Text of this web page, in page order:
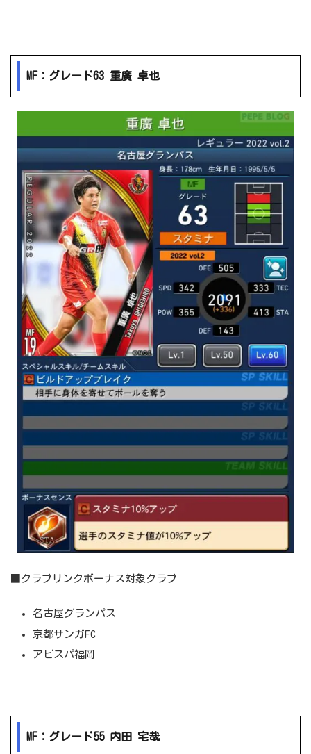
MF：グレード63 重廣 卓也
■クラブリンクボーナス対象クラブ
名古屋グランパス
京都サンガFC
アビスパ福岡
MF：グレード55 内田 宅哉